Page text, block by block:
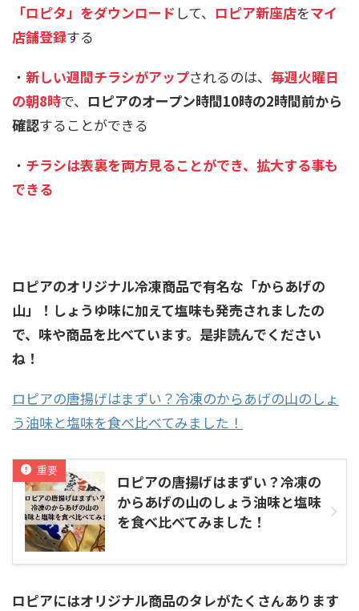
「ロピタ」をダウンロード して、 ロピア新座店をマイ
店舗登録する
・ 新しい週間チラシがアップされるのは、 毎週火曜日
の朝8時で、 ロピアのオープン時間10時の2時間前から
確認することができる
・ チラシは表裏を両方見ることができ、拡大する事も
できる
ロピアのオリジナル冷凍商品で有名な「からあげの
山」！しょうゆ味に加えて塩味も発売されましたの
で、味や商品を比べています。是非読んでください
ね！
ロピアの唐揚げはまずい？冷凍のからあげの山のしょ
う油味と塩味を食べ比べてみました！
ロピアの唐揚げはまずい？冷凍の
からあげの山のしょう油味と塩味
を食べ比べてみました！
ロピアにはオリジナル商品のタレがたくさんあります